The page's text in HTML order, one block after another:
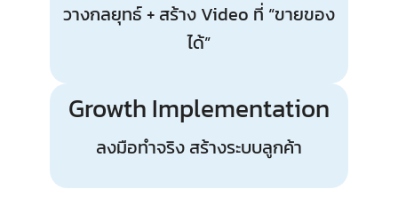
วางกลยุทธ์ + สร้าง Video ที่ “ขายของ
ได้”
Growth Implementation
ลงมือทำจริง สร้างระบบลูกค้า